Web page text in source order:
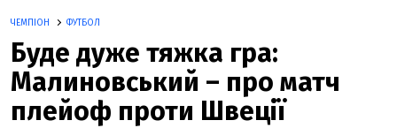
ЧЕМПІОН ФУТБОЛ
Буде дуже тяжка гра:
Малиновський – про матч
плейоф проти Швеції